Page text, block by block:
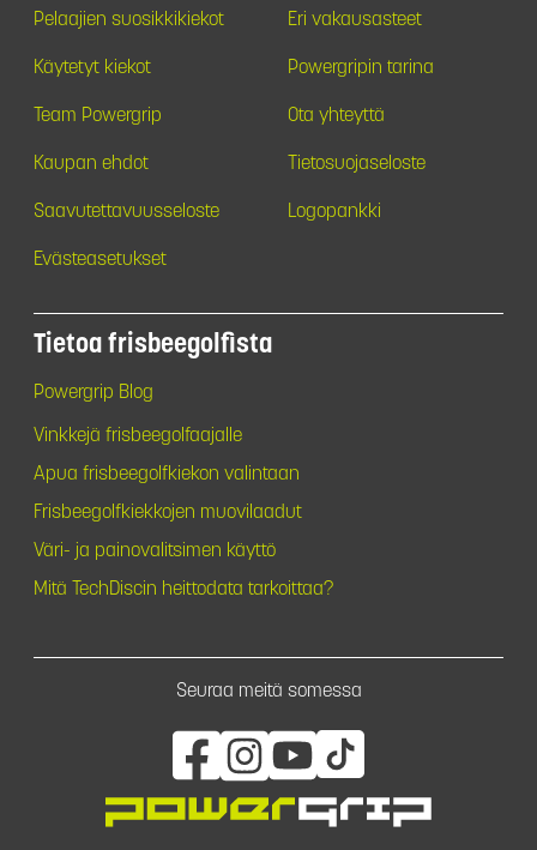
Pelaajien suosikkikiekot Eri vakausasteet
Käytetyt kiekot Powergripin tarina
Team Powergrip Ota yhteyttä
Kaupan ehdot Tietosuojaseloste
Saavutettavuusseloste Logopankki
Evästeasetukset
Tietoa frisbeegolfista
Powergrip Blog
Vinkkejä frisbeegolfaajalle
Apua frisbeegolfkiekon valintaan
Frisbeegolfkiekkojen muovilaadut
Väri- ja painovalitsimen käyttö
Mitä TechDiscin heittodata tarkoittaa?
Seuraa meitä somessa